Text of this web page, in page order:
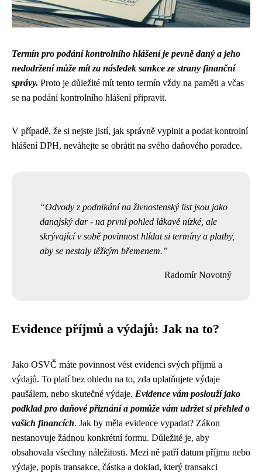
Termín pro podání kontrolního hlášení je pevně daný a jeho
nedodržení může mít za následek sankce ze strany finanční
správy. Proto je důležité mít tento termín vždy na paměti a včas
se na podání kontrolního hlášení připravit.
V případě, že si nejste jistí, jak správně vyplnit a podat kontrolní
hlášení DPH, neváhejte se obrátit na svého daňového poradce.
Odvody z podnikání na živnostenský list jsou jako
danajský dar - na první pohled lákavě nízké, ale
skrývající v sobě povinnost hlídat si termíny a platby,
aby se nestaly těžkým břemenem.
Radomír Novotný
Evidence příjmů a výdajů: Jak na to?
Jako OSVČ máte povinnost vést evidenci svých příjmů a
výdajů. To platí bez ohledu na to, zda uplatňujete výdaje
paušálem, nebo skutečné výdaje. Evidence vám poslouží jako
podklad pro daňové přiznání a pomůže vám udržet si přehled o
vašich financích. Jak by měla evidence vypadat? Zákon
nestanovuje žádnou konkrétní formu. Důležité je, aby
obsahovala všechny náležitosti. Mezi ně patří datum příjmu nebo
výdaje, popis transakce, částka a doklad, který transakci